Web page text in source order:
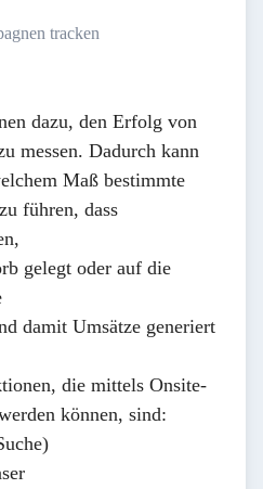
tracken
dazu, den Erfolg von
messen. Dadurch kann
Maß bestimmte
führen, dass
gelegt oder auf die
damit Umsätze generiert
die mittels Onsite-
können, sind: